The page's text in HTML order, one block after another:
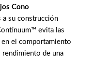
Cono
a su construcción
evita las
el comportamiento
rendimiento de una